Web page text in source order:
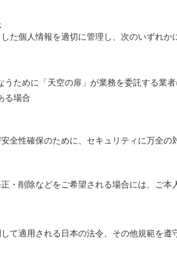
た個人情報を適切に管理し、次のいずれ
ために「天空の扉」が業務を委託する業
る場合
全性確保のために、セキュリティに万全の
・削除などをご希望される場合には、ご
て適用される日本の法令、その他規範を